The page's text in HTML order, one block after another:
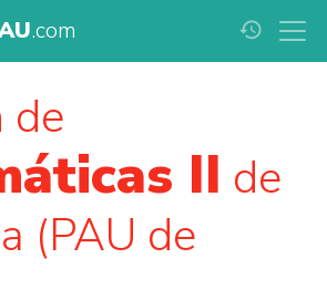
.com history
de
II de
(PAU de